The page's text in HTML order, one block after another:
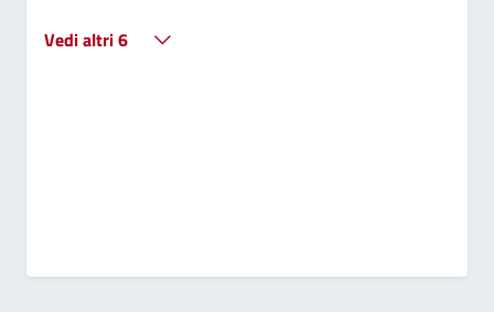
Vedi altri 6